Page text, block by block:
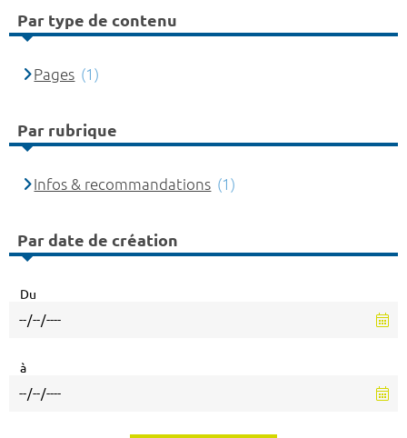
Par type de contenu
Pages (1)
Par rubrique
Infos & recommandations (1)
Par date de création
Du
à